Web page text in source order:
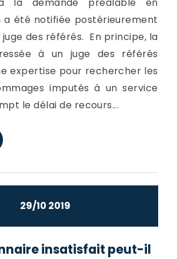
a été notifiée postérieurement
juge des référés. En principe, la
à un juge des référés
expertise pour rechercher les
imputés à un service
le délai de recours...
29/10 2019
insatisfait peut-il